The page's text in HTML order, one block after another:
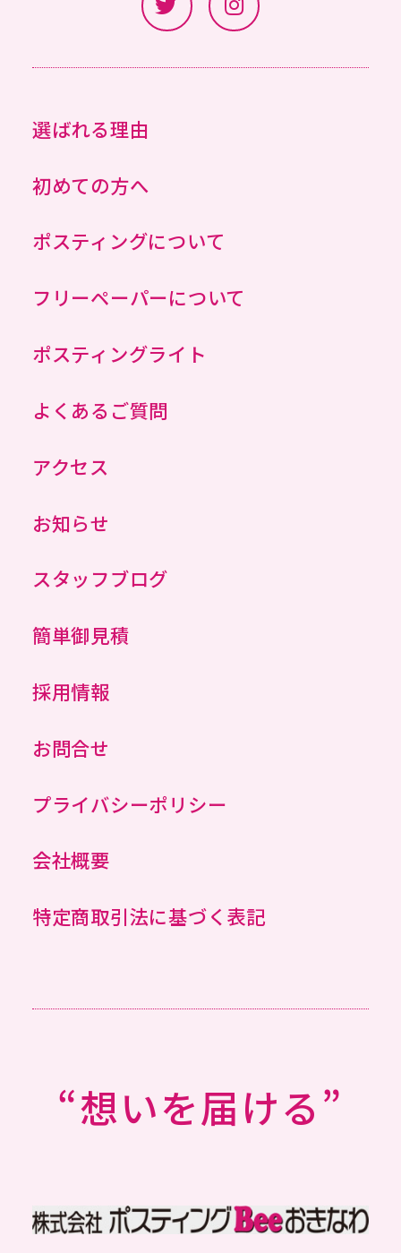
選ばれる理由
初めての方へ
ポスティングについて
フリーペーパーについて
ポスティングライト
よくあるご質問
アクセス
お知らせ
スタッフブログ
簡単御見積
採用情報
お問合せ
プライバシーポリシー
会社概要
特定商取引法に基づく表記
“想いを届ける”